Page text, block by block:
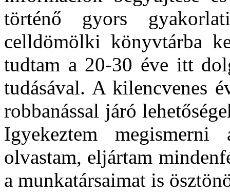
történő gyors
celldömölki könyvtárba
tudtam a 20-30 éve itt
tudásával. A kilencvenes
robbanással járó
Igyekeztem
olvastam, eljártam
a munkatársaimat is